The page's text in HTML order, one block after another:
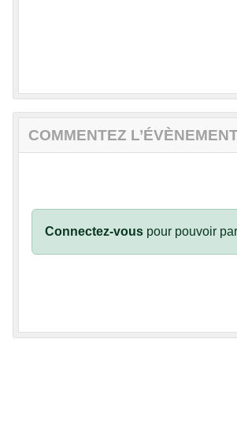
COMMENTEZ
Connectez-vous pour pouvoir